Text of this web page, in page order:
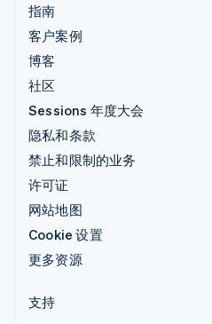
指南
客户案例
博客
社区
Sessions 年度大会
隐私和条款
禁止和限制的业务
许可证
网站地图
Cookie 设置
更多资源
支持